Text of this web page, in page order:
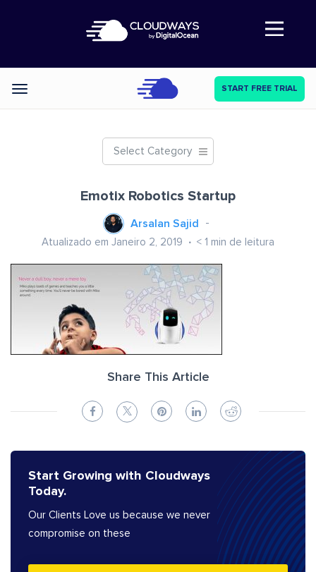
Abre a navegação
Categories START FREE TRIAL
Select Category
Emotix Robotics Startup
Arsalan Sajid
Atualizado em Janeiro 2, 2019 < 1 min de leitura
Share This Article
Start Growing with Cloudways
Today.
Our Clients Love us because we never
compromise on these